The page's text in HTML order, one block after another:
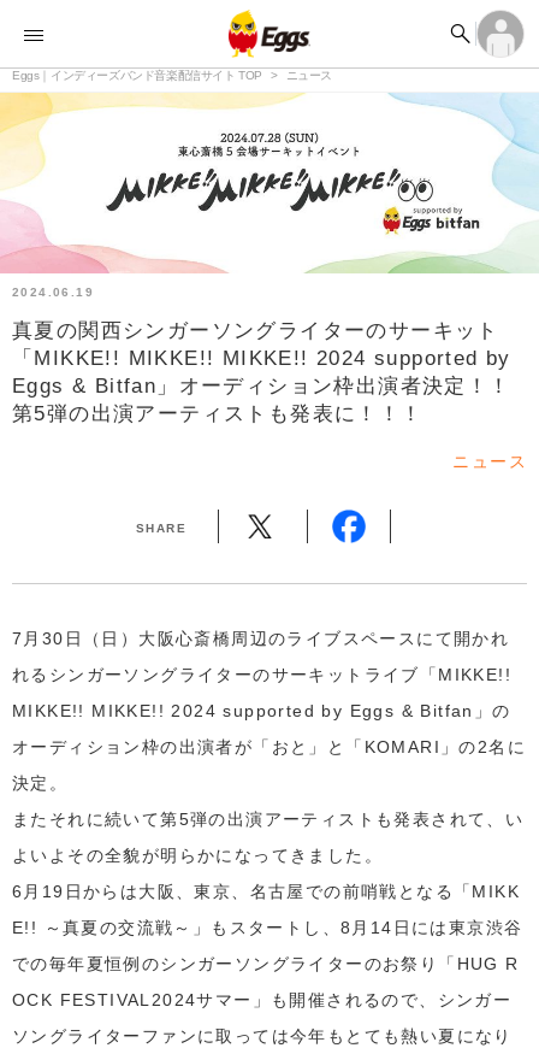


ランキング 
記事 
タイムライン
ライブ情報 
楽曲アップロード 
ログイン
アカウント登録
ログイン
アカウント登録
Eggs｜インディーズバンド音楽配信サイト TOP ニュース
2024.06.19
真夏の関西シンガーソングライターのサーキット
「MIKKE!! MIKKE!! MIKKE!! 2024 supported by
Eggs & Bitfan」オーディション枠出演者決定！！
第5弾の出演アーティストも発表に！！！
ニュース
SHARE
7月30日（日）大阪心斎橋周辺のライブスペースにて開かれ
れるシンガーソングライターのサーキットライブ「MIKKE!!
MIKKE!! MIKKE!! 2024 supported by Eggs & Bitfan」の
オーディション枠の出演者が「おと」と「KOMARI」の2名に
決定。
またそれに続いて第5弾の出演アーティストも発表されて、い
よいよその全貌が明らかになってきました。
6月19日からは大阪、東京、名古屋での前哨戦となる「MIKK
E!! ～真夏の交流戦～」もスタートし、8月14日には東京渋谷
での毎年夏恒例のシンガーソングライターのお祭り「HUG R
OCK FESTIVAL2024サマー」も開催されるので、シンガー
ソングライターファンに取っては今年もとても熱い夏になり